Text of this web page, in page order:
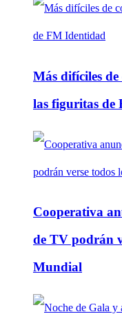
Más difíciles
las figuritas de
Cooperativa
de TV podrán
Mundial